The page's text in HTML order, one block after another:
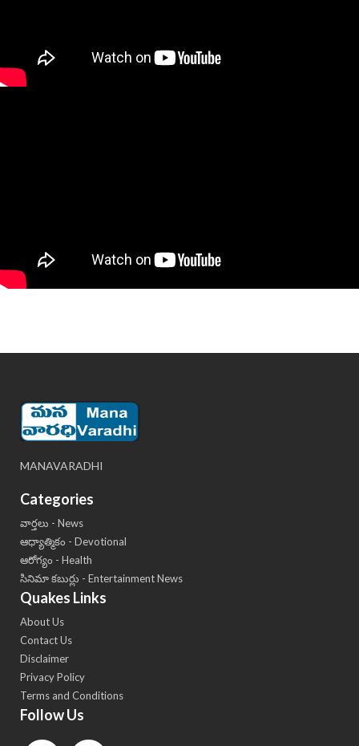
MANAVARADHI
Categories
వార్తలు - News
ఆధ్యాత్మికం - Devotional
ఆరోగ్యం - Health
సినిమా కబుర్లు - Entertainment News
Quakes Links
About Us
Contact Us
Disclaimer
Privacy Policy
Terms and Conditions
Follow Us